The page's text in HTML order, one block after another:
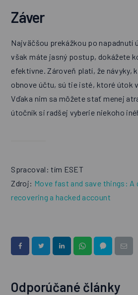
Záver
Najväčšou prekážkou po napadnutí
však máte jasný postup, dokážete
efektívne. Zároveň platí, že návyky,
obnove účtu, sú tie isté, ktoré útok
Vďaka nim sa môžete stať menej
útočník si radšej vyberie niekoho
Spracoval: tím ESET
Zdroj: Move fast and save things: A
recovering a hacked account
Odporúčané články